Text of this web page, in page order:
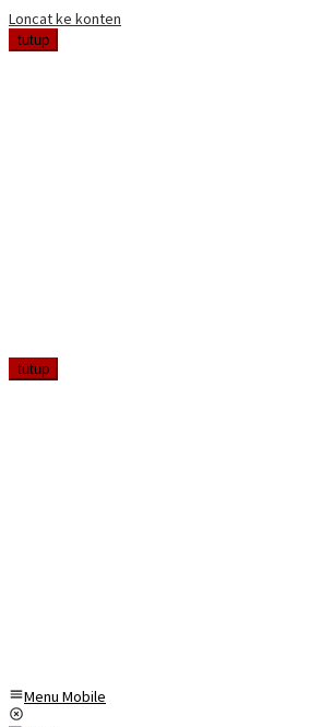
Loncat ke konten
tutup
tutup
Menu Mobile